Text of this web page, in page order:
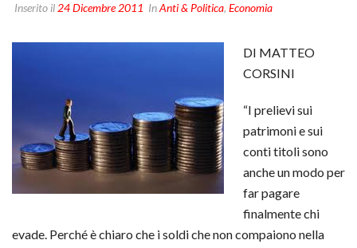
Inserito il 24 Dicembre 2011 InAnti & Politica, Economia
DI MATTEO
CORSINI
“I prelievi sui
patrimoni e sui
conti titoli sono
anche un modo per
far pagare
finalmente chi
evade. Perché è chiaro che i soldi che non compaiono nella